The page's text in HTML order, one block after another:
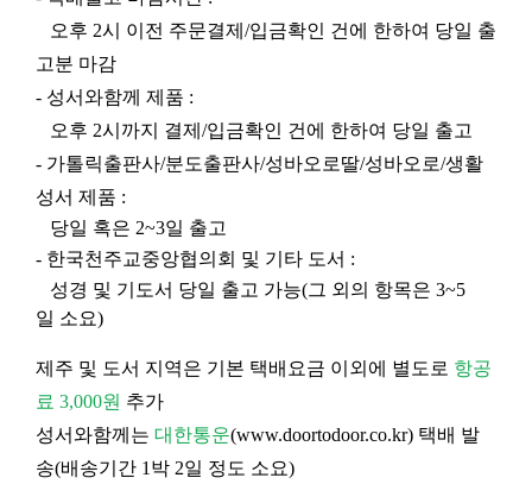
오후 2시 이전 주문결제/입금확인 건에 한하여 당일 출
고분 마감
- 성서와함께 제품 :
오후 2시까지 결제/입금확인 건에 한하여 당일 출고
- 가톨릭출판사/분도출판사/성바오로딸/성바오로/생활
성서 제품 :
당일 혹은 2~3일 출고
- 한국천주교중앙협의회 및 기타 도서 :
성경 및 기도서 당일 출고 가능(그 외의 항목은 3~5
일 소요)
제주 및 도서 지역은 기본 택배요금 이외에 별도로 항공
료 3,000원 추가
성서와함께는 대한통운(www.doortodoor.co.kr) 택배 발
송(배송기간 1박 2일 정도 소요)